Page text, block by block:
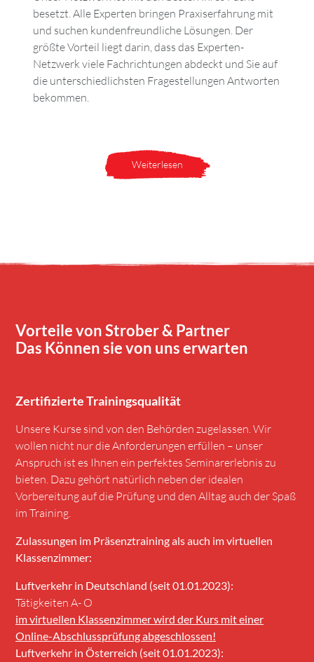
besetzt. Alle Experten bringen Praxiserfahrung mit
und suchen kundenfreundliche Lösungen. Der
größte Vorteil liegt darin, dass das Experten-
Netzwerk viele Fachrichtungen abdeckt und Sie auf
die unterschiedlichsten Fragestellungen Antworten
bekommen.
Weiterlesen
Vorteile von Strober & Partner
Das Können sie von uns erwarten
Zertifizierte Trainingsqualität
Unsere Kurse sind von den Behörden zugelassen. Wir
wollen nicht nur die Anforderungen erfüllen – unser
Anspruch ist es Ihnen ein perfektes Seminarerlebnis zu
bieten. Dazu gehört natürlich neben der idealen
Vorbereitung auf die Prüfung und den Alltag auch der Spaß
im Training.
Zulassungen im Präsenztraining als auch im virtuellen
Klassenzimmer:
Luftverkehr in Deutschland (seit 01.01.2023):
Tätigkeiten A- O
im virtuellen Klassenzimmer wird der Kurs mit einer
Online-Abschlussprüfung abgeschlossen!
Luftverkehr in Österreich (seit 01.01.2023):